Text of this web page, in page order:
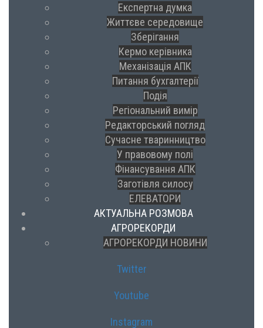
Експертна думка
Життєве середовище
Зберігання
Кермо керівника
Механізація АПК
Питання бухгалтерії
Подія
Регіональний вимір
Редакторський погляд
Сучасне тваринництво
У правовому полі
Фінансування АПК
Заготівля силосу
ЕЛЕВАТОРИ
АКТУАЛЬНА РОЗМОВА
АГРОРЕКОРДИ
АГРОРЕКОРДИ НОВИНИ
Twitter
Youtube
Instagram